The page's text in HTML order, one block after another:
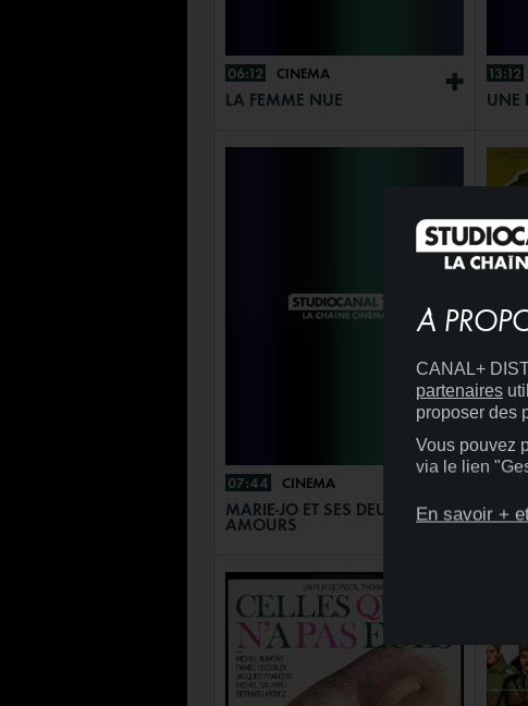
+
06:12 CINÉMA
LA FEMME NUE
07:44 CINÉMA
MARIE-JO ET SES DEUX
AMOURS
13:12
UNE
LE
À
CANAL+
partenaires
proposer des
Vous pouvez
via le lien
En savoir +